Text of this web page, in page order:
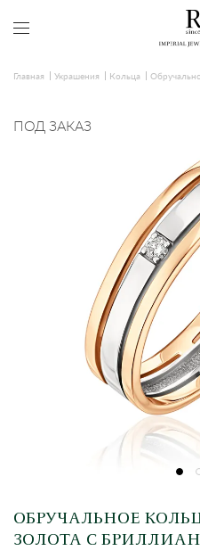
Главная Украшения Кольца
ПОД ЗАКАЗ
ОБРУЧАЛЬНОЕ
ЗОЛОТА С